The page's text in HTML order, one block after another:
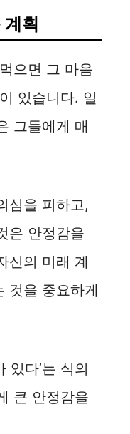
획
으면 그 마음
있습니다. 일
그들에게 매
심을 피하고,
은 안정감을
신의 미래 계
것을 중요하게
있다’는 식의
큰 안정감을